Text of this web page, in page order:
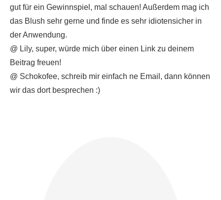
gut für ein Gewinnspiel, mal schauen! Außerdem mag ich
das Blush sehr gerne und finde es sehr idiotensicher in
der Anwendung.
@ Lily, super, würde mich über einen Link zu deinem
Beitrag freuen!
@ Schokofee, schreib mir einfach ne Email, dann können
wir das dort besprechen :)